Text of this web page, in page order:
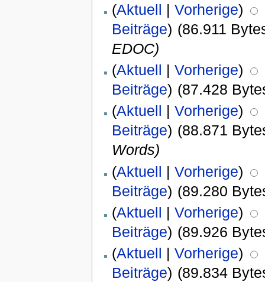
(Aktuell | Vorherige)
Beiträge) (86.911
EDOC)
(Aktuell | Vorherige)
Beiträge) (87.428
(Aktuell | Vorherige)
Beiträge) (88.871
Words)
(Aktuell | Vorherige)
Beiträge) (89.280
(Aktuell | Vorherige)
Beiträge) (89.926
(Aktuell | Vorherige)
Beiträge) (89.834